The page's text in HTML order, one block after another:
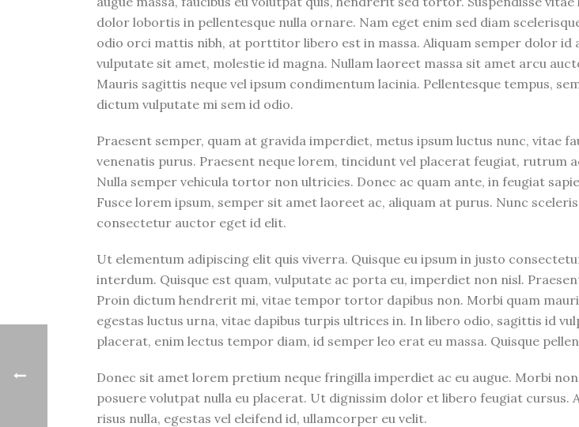
dolor lobortis in pellentesque nulla ornare. Nam eget enim sed diam
odio orci mattis nibh, at porttitor libero est in massa. Aliquam semper dolor id
vulputate sit amet, molestie id magna. Nullam laoreet massa sit amet arcu
Mauris sagittis neque vel ipsum condimentum lacinia. Pellentesque tempus,
dictum vulputate mi sem id odio.
Praesent semper, quam at gravida imperdiet, metus ipsum luctus nunc, vitae
venenatis purus. Praesent neque lorem, tincidunt vel placerat feugiat, rutrum
Nulla semper vehicula tortor non ultricies. Donec ac quam ante, in feugiat
Fusce lorem ipsum, semper sit amet laoreet ac, aliquam at purus. Nunc
consectetur auctor eget id elit.
Ut elementum adipiscing elit quis viverra. Quisque eu ipsum in justo
interdum. Quisque est quam, vulputate ac porta eu, imperdiet non nisl.
Proin dictum hendrerit mi, vitae tempor tortor dapibus non. Morbi quam
egestas luctus urna, vitae dapibus turpis ultrices in. In libero odio, sagittis id
placerat, enim lectus tempor diam, id semper leo erat eu massa. Quisque
Donec sit amet lorem pretium neque fringilla imperdiet ac eu augue. Morbi
posuere volutpat nulla eu placerat. Ut dignissim dolor et libero feugiat cursus.
risus nulla, egestas vel eleifend id, ullamcorper eu velit.